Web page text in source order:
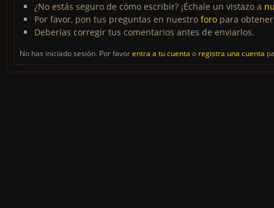
¿No estás seguro de cómo escribir? ¡Échale un vistazo a
Por favor, pon tus preguntas en nuestro foro para
Deberías corregir tus comentarios antes de enviarlos.
No has iniciado sesión. Por favorentra a tu cuenta o registra una cuenta